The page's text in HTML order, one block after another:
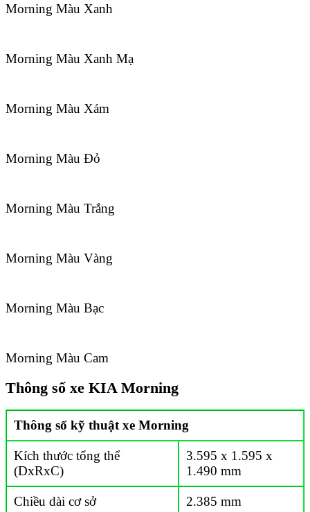
Morning Màu Xanh
Morning Màu Xanh Mạ
Morning Màu Xám
Morning Màu Đỏ
Morning Màu Trắng
Morning Màu Vàng
Morning Màu Bạc
Morning Màu Cam
Thông số xe KIA Morning
Thông số kỹ thuật xe Morning
Kích thước tổng thể
(DxRxC)
3.595 x 1.595 x
1.490 mm
Chiều dài cơ sở 2.385 mm